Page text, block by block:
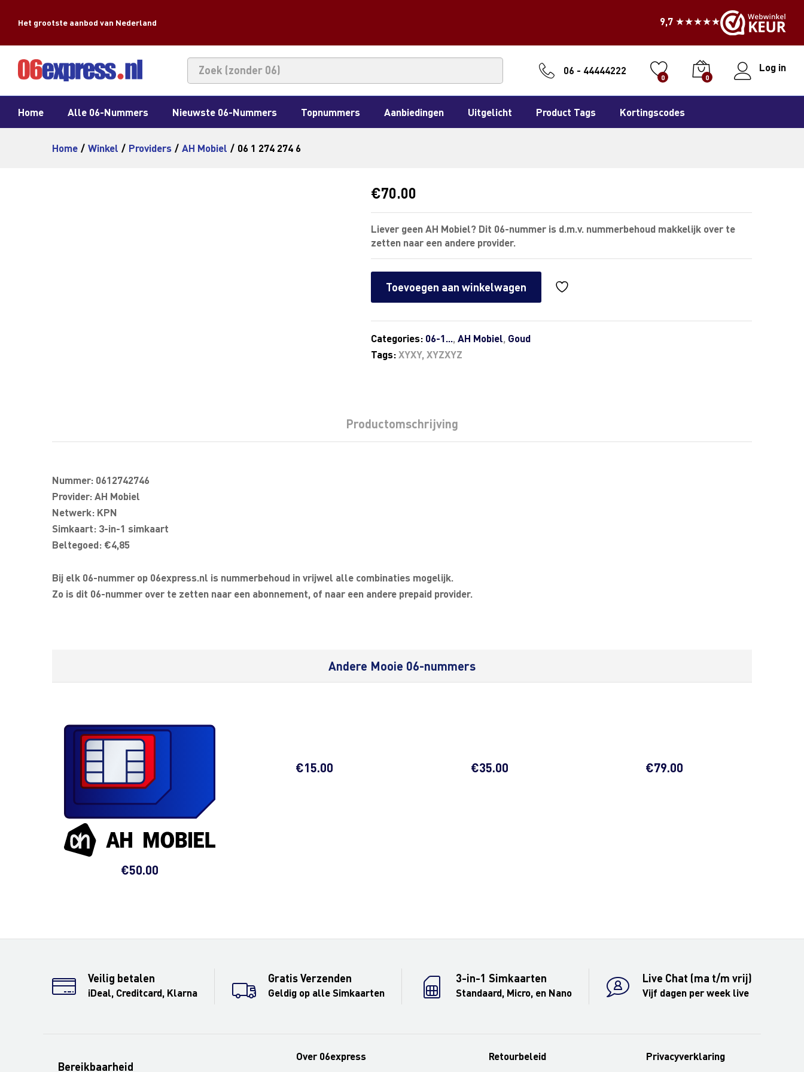
Het grootste aanbod van Nederland 9,7 ★★★★★
06 - 44444222
0 0
Log in
Home Alle 06-Nummers Nieuwste 06-Nummers Topnummers Aanbiedingen Uitgelicht Product Tags Kortingscodes
Home / Winkel / Providers / AH Mobiel / 06 1 274 274 6
€70.00
Liever geen AH Mobiel? Dit 06-nummer is d.m.v. nummerbehoud makkelijk over te
zetten naar een andere provider.
Toevoegen aan winkelwagen
Categories: 06-1...,AH Mobiel, Goud
Tags:XYXY,XYZXYZ
Productomschrijving
Nummer: 0612742746
Provider: AH Mobiel
Netwerk: KPN
Simkaart: 3-in-1 simkaart
Beltegoed: €4,85
Bij elk 06-nummer op 06express.nl is nummerbehoud in vrijwel alle combinaties mogelijk.
Zo is dit 06-nummer over te zetten naar een abonnement, of naar een andere prepaid provider.
Andere Mooie 06-nummers
€50.00
€15.00 €35.00 €79.00
Veilig betalen
iDeal, Creditcard, Klarna
Gratis Verzenden
Geldig op alle Simkaarten
3-in-1 Simkaarten
Standaard, Micro, en Nano
Live Chat (ma t/m vrij)
Vijf dagen per week live
Bereikbaarheid
Over 06express
Retourbeleid
Privacyverklaring